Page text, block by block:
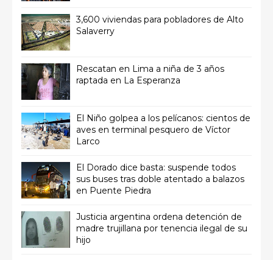
3,600 viviendas para pobladores de Alto
Salaverry
Rescatan en Lima a niña de 3 años
raptada en La Esperanza
El Niño golpea a los pelícanos: cientos de
aves en terminal pesquero de Víctor
Larco
El Dorado dice basta: suspende todos
sus buses tras doble atentado a balazos
en Puente Piedra
Justicia argentina ordena detención de
madre trujillana por tenencia ilegal de su
hijo